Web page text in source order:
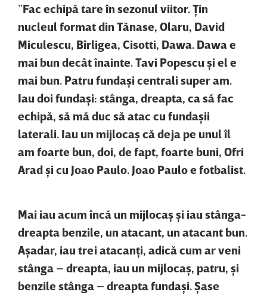
”Fac echipă tare în sezonul viitor. Ţin
nucleul format din Tănase, Olaru, David
Miculescu, Bîrligea, Cisotti, Dawa. Dawa e
mai bun decât înainte. Tavi Popescu şi el e
mai bun. Patru fundaşi centrali super am.
Iau doi fundaşi: stânga, dreapta, ca să fac
echipă, să mă duc să atac cu fundaşii
laterali. Iau un mijlocaş că deja pe unul îl
am foarte bun, doi, de fapt, foarte buni, Ofri
Arad şi cu Joao Paulo. Joao Paulo e fotbalist.
Mai iau acum încă un mijlocaş şi iau stânga-
dreapta benzile, un atacant, un atacant bun.
Aşadar, iau trei atacanţi, adică cum ar veni
stânga – dreapta, iau un mijlocaş, patru, şi
benzile stânga – dreapta fundaşi. Şase